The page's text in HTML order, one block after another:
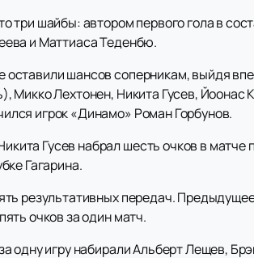
три шайбы: автором первого гола в
и Маттиаса Теденбю.
оставили шансов соперникам, выйдя
Микко Лехтонен, Никита Гусев,
игрок «Динамо» Роман Горбунов.
Гусев набрал шесть очков в
Гагарина.
результативных передач.
очков за один матч.
одну игру набирали Альберт Лещев,